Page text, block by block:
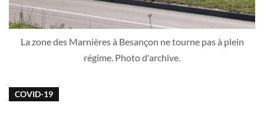
La zone des Marnières à Besançon ne tourne pas à plein
régime. Photo d'archive.
COVID-19